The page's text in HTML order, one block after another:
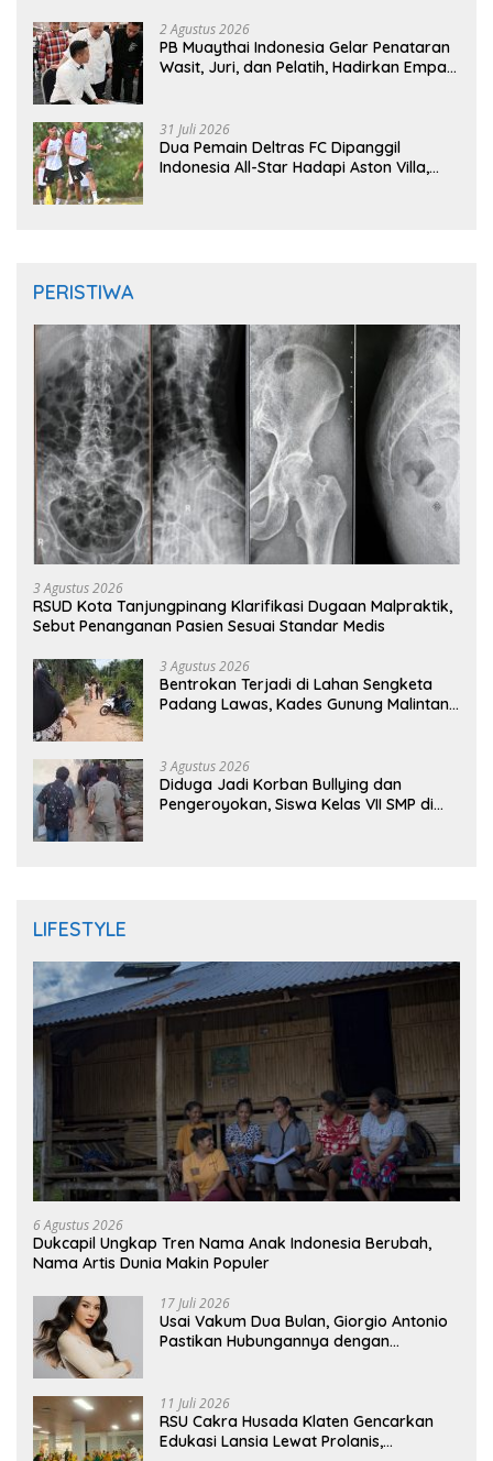
2 Agustus 2026
PB Muaythai Indonesia Gelar Penataran
Wasit, Juri, dan Pelatih, Hadirkan Empat
31 Juli 2026
Dua Pemain Deltras FC Dipanggil
Indonesia All-Star Hadapi Aston Villa,
PERISTIWA
3 Agustus 2026
RSUD Kota Tanjungpinang Klarifikasi Dugaan Malpraktik,
Sebut Penanganan Pasien Sesuai Standar Medis
3 Agustus 2026
Bentrokan Terjadi di Lahan Sengketa
Padang Lawas, Kades Gunung Malintang
3 Agustus 2026
Diduga Jadi Korban Bullying dan
Pengeroyokan, Siswa Kelas VII SMP di
LIFESTYLE
6 Agustus 2026
Dukcapil Ungkap Tren Nama Anak Indonesia Berubah,
Nama Artis Dunia Makin Populer
17 Juli 2026
Usai Vakum Dua Bulan, Giorgio Antonio
Pastikan Hubungannya dengan
11 Juli 2026
RSU Cakra Husada Klaten Gencarkan
Edukasi Lansia Lewat Prolanis,